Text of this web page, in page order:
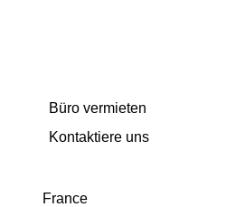
Büro vermieten
Kontaktiere uns
France